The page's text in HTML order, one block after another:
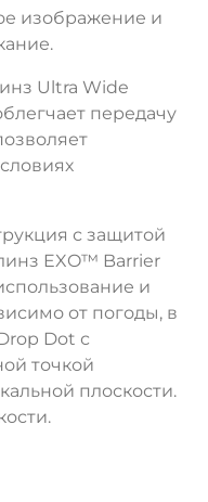
изображение и
Ultra Wide
передачу
с защитой
EXO™ Barrier
и
от погоды, в
Dot с
точкой
плоскости.